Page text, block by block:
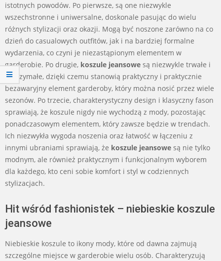
istotnych powodów. Po pierwsze, są one niezwykle
wszechstronne i uniwersalne, doskonale pasując do wielu
różnych stylizacji oraz okazji. Mogą być noszone zarówno na co
dzień do casualowych outfitów, jak i na bardziej formalne
wydarzenia, co czyni je niezastąpionym elementem w
garderobie. Po drugie, koszule jeansowe są niezwykle trwałe i
wytrzymałe, dzięki czemu stanowią praktyczny i praktycznie
bezawaryjny element garderoby, który można nosić przez wiele
sezonów. Po trzecie, charakterystyczny design i klasyczny fason
sprawiają, że koszule nigdy nie wychodzą z mody, pozostając
ponadczasowym elementem, który zawsze będzie w trendach.
Ich niezwykła wygoda noszenia oraz łatwość w łączeniu z
innymi ubraniami sprawiają, że koszule jeansowe są nie tylko
modnym, ale również praktycznym i funkcjonalnym wyborem
dla każdego, kto ceni sobie komfort i styl w codziennych
stylizacjach.
Hit wśród fashionistek – niebieskie koszule
jeansowe
Niebieskie koszule to ikony mody, które od dawna zajmują
szczególne miejsce w garderobie wielu osób. Charakteryzują